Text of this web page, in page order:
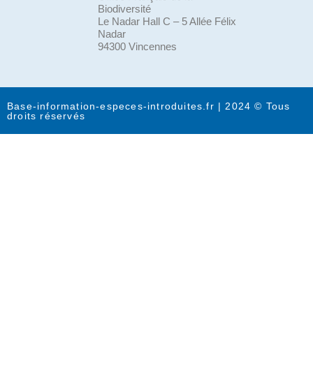
Biodiversité
Le Nadar Hall C – 5 Allée Félix
Nadar
94300 Vincennes
Base-information-especes-introduites.fr | 2024 © Tous
droits réservés